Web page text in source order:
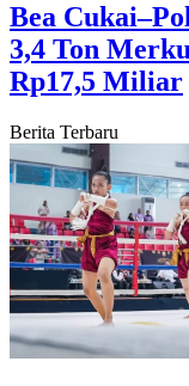
Bea
3,4 Ton
Rp17,5 Miliar
Berita Terbaru